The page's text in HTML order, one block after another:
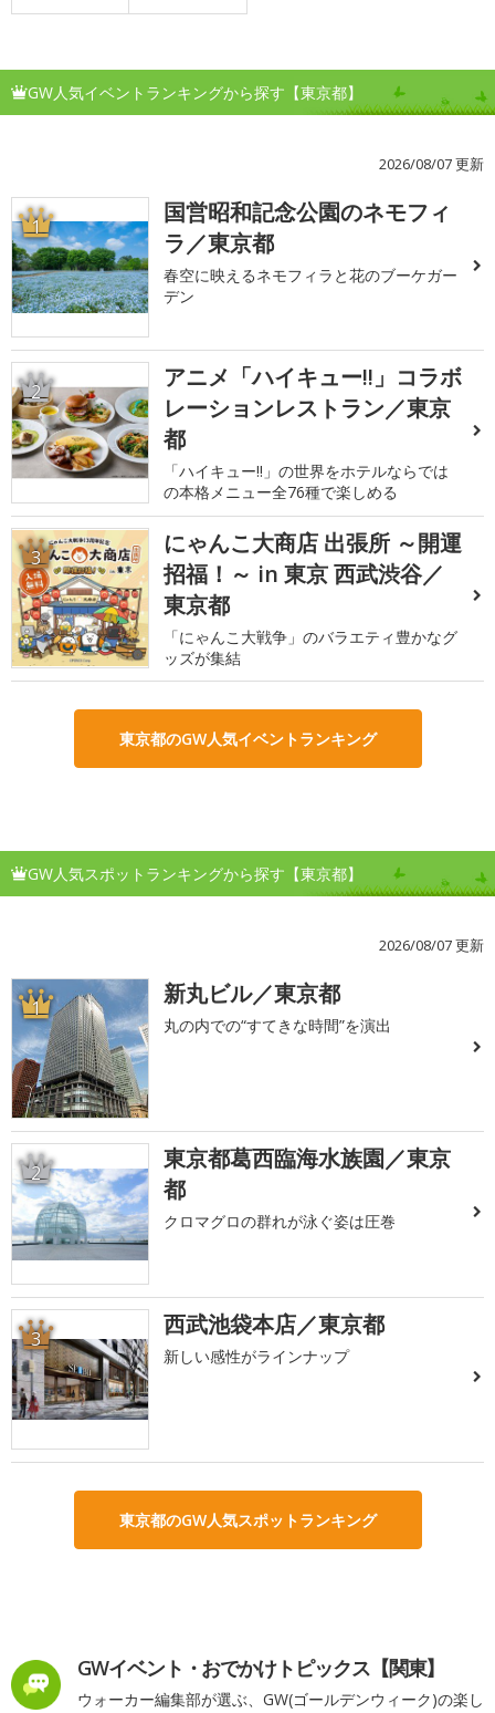
GW人気イベントランキングから探す【東京都】
2026/08/07 更新
1
国営昭和記念公園のネモフィ
ラ／東京都
春空に映えるネモフィラと花のブーケガー
デン
2
アニメ「ハイキュー!!」コラボ
レーションレストラン／東京
都
「ハイキュー!!」の世界をホテルならでは
の本格メニュー全76種で楽しめる
3
にゃんこ大商店 出張所 ～開運
招福！～ in 東京 西武渋谷／
東京都
「にゃんこ大戦争」のバラエティ豊かなグ
ッズが集結
東京都のGW人気イベントランキング
GW人気スポットランキングから探す【東京都】
2026/08/07 更新
1 新丸ビル／東京都
丸の内での“すてきな時間”を演出
2
東京都葛西臨海水族園／東京
都
クロマグロの群れが泳ぐ姿は圧巻
3 西武池袋本店／東京都
新しい感性がラインナップ
東京都のGW人気スポットランキング
GWイベント・おでかけトピックス【関東】
ウォーカー編集部が選ぶ、GW(ゴールデンウィーク)の楽し